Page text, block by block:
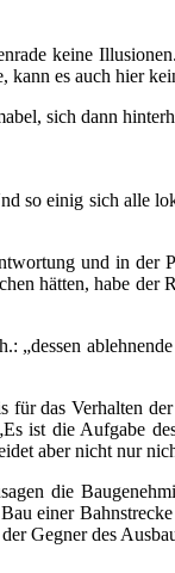
keine
es auch hier
sich dann
einig sich alle
und in
hätten, habe
das Verhalten
ist die Aufgabe
aber nicht nur
die
einer
Gegner des